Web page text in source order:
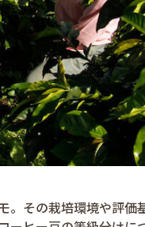
。その栽培環境や評価